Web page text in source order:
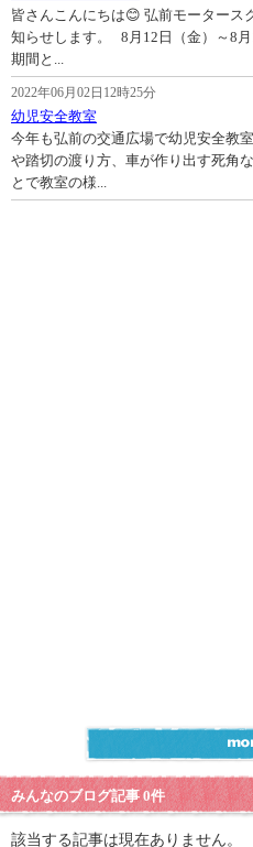
皆さんこんにちは😊 弘前モーター
知らせします。 8月12日（金）～8
期間と...
2022年06月02日12時25分
幼児安全教室
今年も弘前の交通広場で幼児安全教
や踏切の渡り方、車が作り出す死角
とで教室の様...
みんなのブログ記事 0件
該当する記事は現在ありません。